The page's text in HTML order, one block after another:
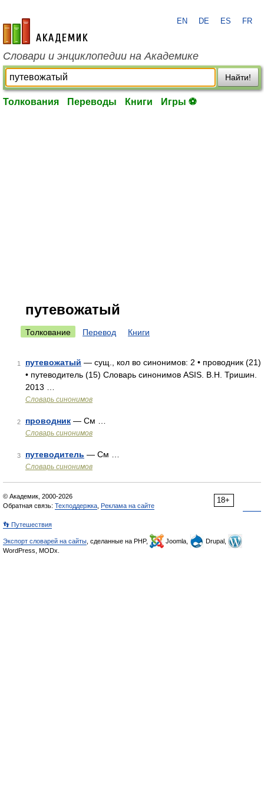
academic.ru
EN DE ES FR
Словари и энциклопедии на Академике
Найти!
Толкования Переводы Книги Игры ⚽
путевожатый
Толкование Перевод Книги
1 путевожатый — сущ., кол во синонимов: 2 • проводник (21)
• путеводитель (15) Словарь синонимов ASIS. В.Н. Тришин.
2013 …
Словарь синонимов
2 проводник — См …
Словарь синонимов
3 путеводитель — См …
Словарь синонимов
18+
© Академик, 2000-2026
Обратная связь: Техподдержка Реклама на сайте
👣 Путешествия
Экспорт словарей на сайты , сделанные на PHP, Joomla,
Drupal,
WordPress, MODx.